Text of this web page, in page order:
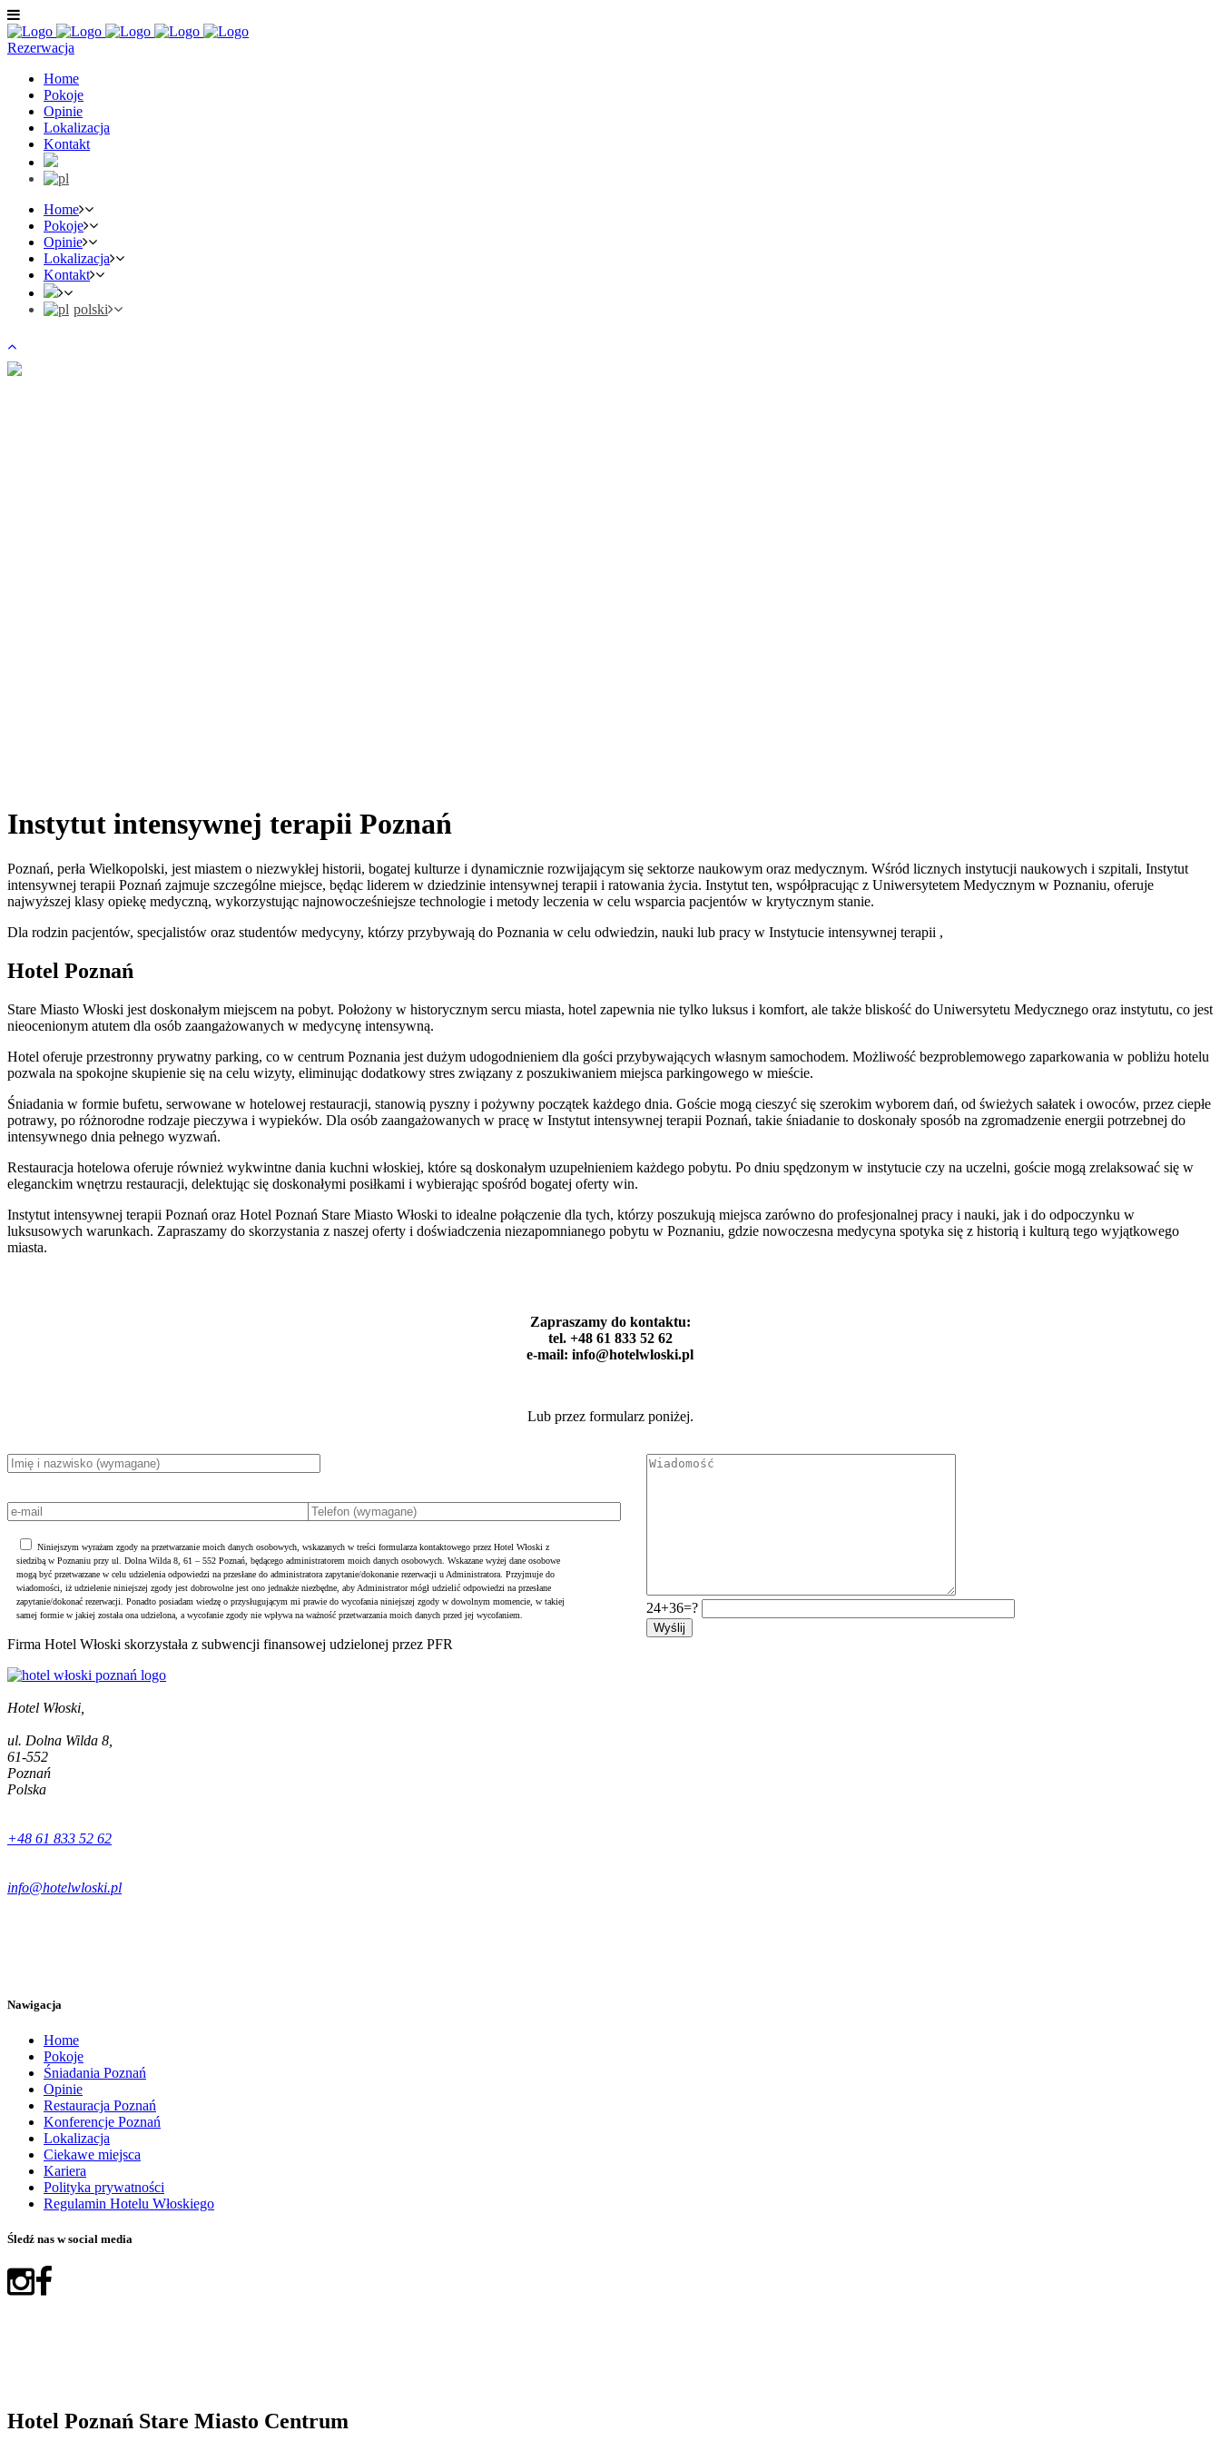
Rezerwacja
Home
Pokoje
Opinie
Lokalizacja
Kontakt
Home
Pokoje
Opinie
Lokalizacja
Kontakt
polski
Instytut intensywnej terapii Poznań
Poznań, perła Wielkopolski, jest miastem o niezwykłej historii, bogatej kulturze i dynamicznie rozwijającym się sektorze naukowym oraz medycznym. Wśród licznych instytucji naukowych i szpitali, Instytut
intensywnej terapii Poznań zajmuje szczególne miejsce, będąc liderem w dziedzinie intensywnej terapii i ratowania życia. Instytut ten, współpracując z Uniwersytetem Medycznym w Poznaniu, oferuje
najwyższej klasy opiekę medyczną, wykorzystując najnowocześniejsze technologie i metody leczenia w celu wsparcia pacjentów w krytycznym stanie.
Dla rodzin pacjentów, specjalistów oraz studentów medycyny, którzy przybywają do Poznania w celu odwiedzin, nauki lub pracy w Instytucie intensywnej terapii ,
Hotel Poznań
Stare Miasto Włoski jest doskonałym miejscem na pobyt. Położony w historycznym sercu miasta, hotel zapewnia nie tylko luksus i komfort, ale także bliskość do Uniwersytetu Medycznego oraz instytutu, co jest
nieocenionym atutem dla osób zaangażowanych w medycynę intensywną.
Hotel oferuje przestronny prywatny parking, co w centrum Poznania jest dużym udogodnieniem dla gości przybywających własnym samochodem. Możliwość bezproblemowego zaparkowania w pobliżu hotelu
pozwala na spokojne skupienie się na celu wizyty, eliminując dodatkowy stres związany z poszukiwaniem miejsca parkingowego w mieście.
Śniadania w formie bufetu, serwowane w hotelowej restauracji, stanowią pyszny i pożywny początek każdego dnia. Goście mogą cieszyć się szerokim wyborem dań, od świeżych sałatek i owoców, przez ciepłe
potrawy, po różnorodne rodzaje pieczywa i wypieków. Dla osób zaangażowanych w pracę w Instytut intensywnej terapii Poznań, takie śniadanie to doskonały sposób na zgromadzenie energii potrzebnej do
intensywnego dnia pełnego wyzwań.
Restauracja hotelowa oferuje również wykwintne dania kuchni włoskiej, które są doskonałym uzupełnieniem każdego pobytu. Po dniu spędzonym w instytucie czy na uczelni, goście mogą zrelaksować się w
eleganckim wnętrzu restauracji, delektując się doskonałymi posiłkami i wybierając spośród bogatej oferty win.
Instytut intensywnej terapii Poznań oraz Hotel Poznań Stare Miasto Włoski to idealne połączenie dla tych, którzy poszukują miejsca zarówno do profesjonalnej pracy i nauki, jak i do odpoczynku w
luksusowych warunkach. Zapraszamy do skorzystania z naszej oferty i doświadczenia niezapomnianego pobytu w Poznaniu, gdzie nowoczesna medycyna spotyka się z historią i kulturą tego wyjątkowego
miasta.
Zapraszamy do kontaktu:
tel. +48 61 833 52 62
e-mail: info@hotelwloski.pl
Lub przez formularz poniżej.
Niniejszym wyrażam zgody na przetwarzanie moich danych osobowych, wskazanych w treści formularza kontaktowego przez Hotel Włoski z
siedzibą w Poznaniu przy ul. Dolna Wilda 8, 61 – 552 Poznań, będącego administratorem moich danych osobowych. Wskazane wyżej dane osobowe
mogą być przetwarzane w celu udzielenia odpowiedzi na przesłane do administratora zapytanie/dokonanie rezerwacji u Administratora. Przyjmuje do
wiadomości, iż udzielenie niniejszej zgody jest dobrowolne jest ono jednakże niezbędne, aby Administrator mógł udzielić odpowiedzi na przesłane
zapytanie/dokonać rezerwacji. Ponadto posiadam wiedzę o przysługującym mi prawie do wycofania niniejszej zgody w dowolnym momencie, w takiej
samej formie w jakiej została ona udzielona, a wycofanie zgody nie wpływa na ważność przetwarzania moich danych przed jej wycofaniem.
Firma Hotel Włoski skorzystała z subwencji finansowej udzielonej przez PFR
24+36=?
Hotel Włoski,
ul. Dolna Wilda 8,
61-552
Poznań
Polska
+48 61 833 52 62
info@hotelwloski.pl
Nawigacja
Home
Pokoje
Śniadania Poznań
Opinie
Restauracja Poznań
Konferencje Poznań
Lokalizacja
Ciekawe miejsca
Kariera
Polityka prywatności
Regulamin Hotelu Włoskiego
Śledź nas w social media
Hotel Poznań Stare Miasto Centrum